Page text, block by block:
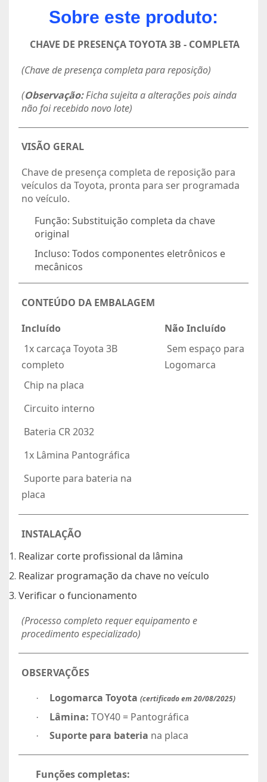
Sobre este produto:
CHAVE DE PRESENÇA TOYOTA 3B - COMPLETA
(Chave de presença completa para reposição)
(Observação:Ficha sujeita a alterações pois ainda
não foi recebido novo lote)
VISÃO GERAL
Chave de presença completa de reposição para
veículos da Toyota, pronta para ser programada
no veículo.
Função: Substituição completa da chave
original
Incluso: Todos componentes eletrônicos e
mecânicos
CONTEÚDO DA EMBALAGEM
Incluído
Não Incluído
 1x carcaça Toyota 3B
completo
 Sem espaço para
Logomarca
 Chip na placa
 Circuito interno
 Bateria CR 2032
 1x Lâmina Pantográfica
 Suporte para bateria na
placa
INSTALAÇÃO
Realizar corte profissional da lâmina
Realizar programação da chave no veículo
Verificar o funcionamento
(Processo completo requer equipamento e
procedimento especializado)
OBSERVAÇÕES
· Logomarca Toyota (certificado em 20/08/2025)
·
Lâmina: TOY40 = Pantográfica
· Suporte para bateria na placa
Funções completas: